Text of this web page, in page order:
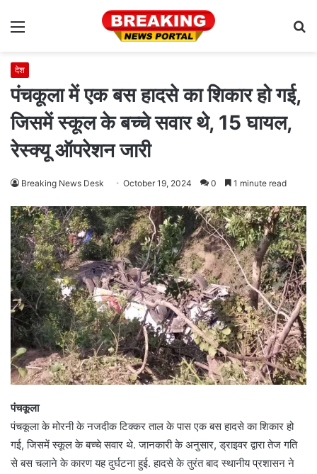
Menu
देश
पंचकूला में एक बस हादसे का शिकार हो गई,
जिसमें स्कूल के बच्चे सवार थे, 15 घायल,
रेस्क्यू ऑपरेशन जारी
Breaking News Desk October 19, 2024 0 1 minute read
पंचकूला
पंचकूला के मोरनी के नजदीक टिक्कर ताल के पास एक बस हादसे का शिकार हो
गई, जिसमें स्कूल के बच्चे सवार थे. जानकारी के अनुसार, ड्राइवर द्वारा तेज गति
से बस चलाने के कारण यह दुर्घटना हुई. हादसे के तुरंत बाद स्थानीय प्रशासन ने